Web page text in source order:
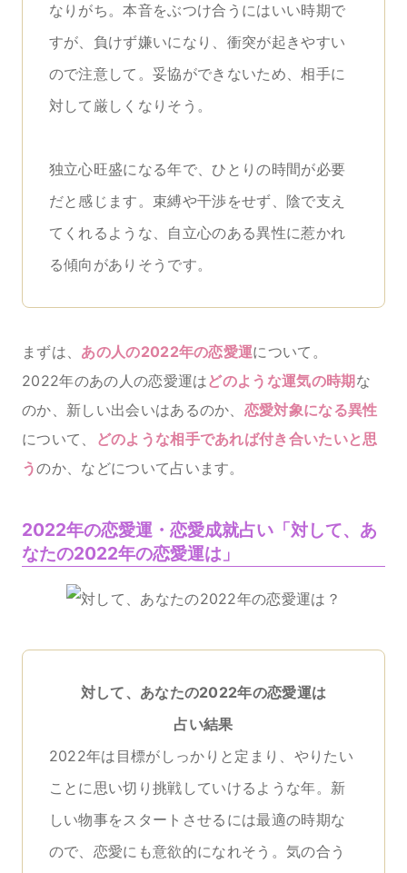
なりがち。本音をぶつけ合うにはいい時期で
すが、負けず嫌いになり、衝突が起きやすい
ので注意して。妥協ができないため、相手に
対して厳しくなりそう。
独立心旺盛になる年で、ひとりの時間が必要
だと感じます。束縛や干渉をせず、陰で支え
てくれるような、自立心のある異性に惹かれ
る傾向がありそうです。
まずは、 あの人の2022年の恋愛運について。
2022年のあの人の恋愛運はどのような運気の時期な
のか、新しい出会いはあるのか、 恋愛対象になる異性
について、
どのような相手であれば付き合いたいと思
うのか、などについて占います。
2022年の恋愛運・恋愛成就占い「対して、あ
なたの2022年の恋愛運は」
対して、あなたの2022年の恋愛運は
占い結果
2022年は目標がしっかりと定まり、やりたい
ことに思い切り挑戦していけるような年。新
しい物事をスタートさせるには最適の時期な
ので、恋愛にも意欲的になれそう。気の合う